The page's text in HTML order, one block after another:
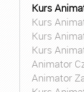
Kurs
Kurs
Kurs
Kurs
Animator
Animator